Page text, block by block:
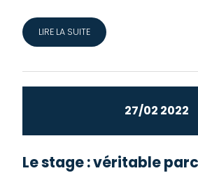
LIRE LA SUITE
27/02 2022
Le stage : véritable